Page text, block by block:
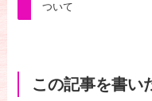
ついて
この記事を書い